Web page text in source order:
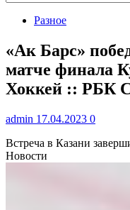
Разное
«Ак Барс»
матче финала
Хоккей :: РБК
admin 17.04.2023 0
Встреча в Казани
Новости